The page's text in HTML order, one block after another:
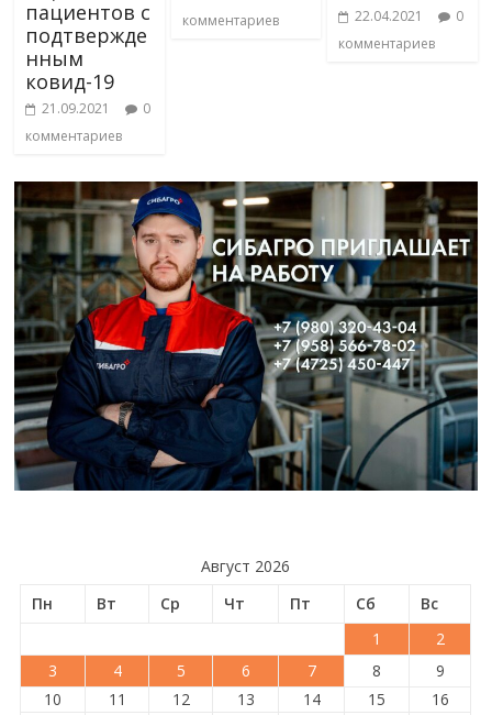
пациентов с
подтвержде
нным
ковид-19
21.09.2021
0
комментариев
комментариев
22.04.2021
0
комментариев
Август 2026
Пн
Вт Ср Чт Пт Сб
Вс
1
2
3
4 5 6 7 8
9
10
11 12 13 14 15
16